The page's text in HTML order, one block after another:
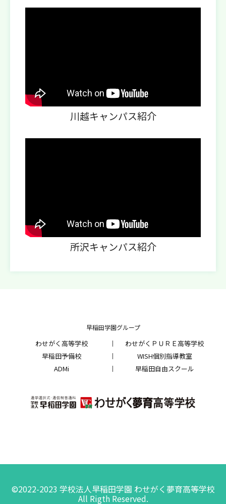
川越キャンパス紹介
所沢キャンパス紹介
早稲田学園グループ
わせがく高等学校
わせがくＰＵＲＥ高等学校
早稲田予備校
WISH個別指導教室
ADMi
早稲田自由スクール
©2022-2023 学校法人早稲田学園 わせがく夢育高等学校
All Rigth Reserved.